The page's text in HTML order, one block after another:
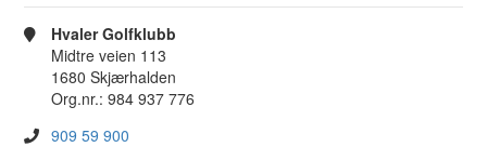
Hvaler Golfklubb
Midtre veien 113
1680 Skjærhalden
Org.nr.: 984 937 776
909 59 900